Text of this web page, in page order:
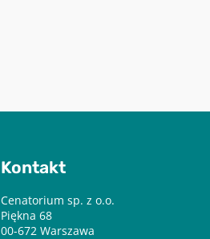
Kontakt
Cenatorium sp. z o.o.
Piękna 68
00-672 Warszawa